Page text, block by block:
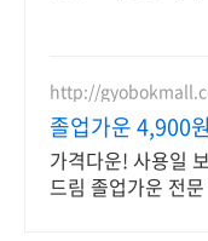
http://
졸업가운 4,900
가격다운! 사용일
드림 졸업가운 전